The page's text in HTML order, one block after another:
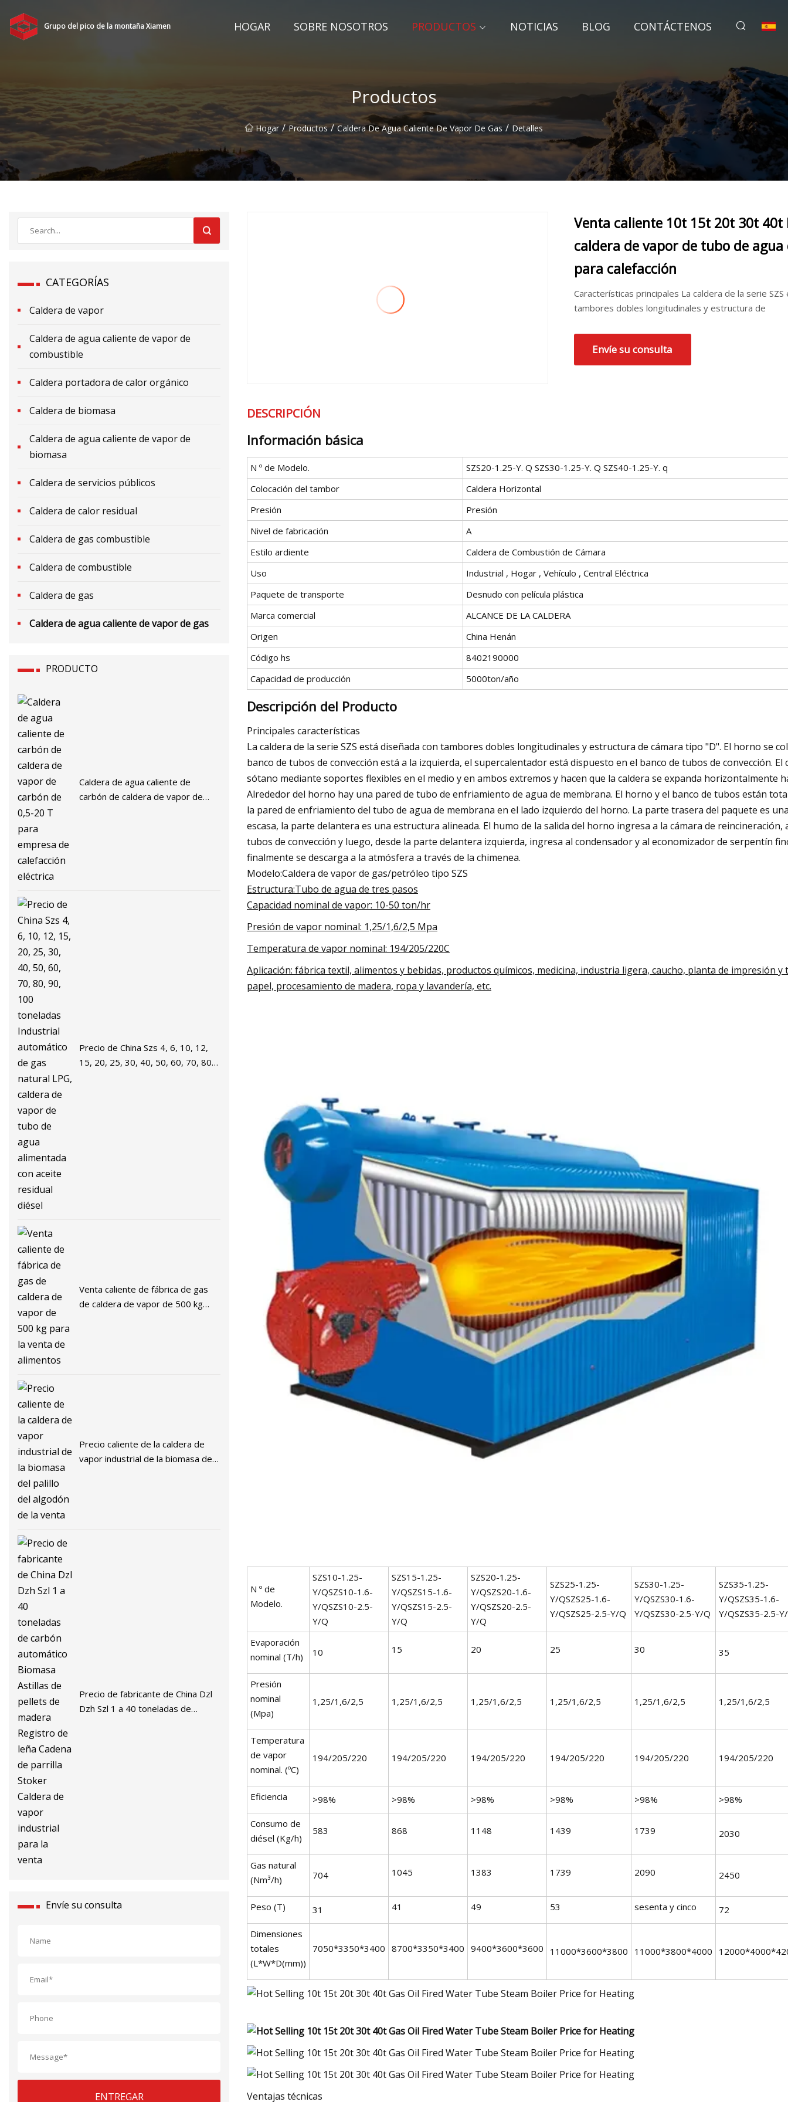
Grupo del pico de la montaña Xiamen HOGAR SOBRE NOSOTROS PRODUCTOS NOTICIAS BLOG CONTÁCTENOS
Productos
Hogar / Productos / Caldera De Agua Caliente De Vapor De Gas / Detalles
CATEGORÍAS
Caldera de vapor
Caldera de agua caliente de vapor de
combustible
Caldera portadora de calor orgánico
Caldera de biomasa
Caldera de agua caliente de vapor de
biomasa
Caldera de servicios públicos
Caldera de calor residual
Caldera de gas combustible
Caldera de combustible
Caldera de gas
Caldera de agua caliente de vapor de gas
PRODUCTO
Caldera de agua caliente de
carbón de caldera de vapor de
Precio de China Szs 4, 6, 10, 12,
15, 20, 25, 30, 40, 50, 60, 70, 80,
Venta caliente de fábrica de gas
de caldera de vapor de 500 kg
Precio caliente de la caldera de
vapor industrial de la biomasa del
Precio de fabricante de China Dzl
Dzh Szl 1 a 40 toneladas de
Envíe su consulta
ENTREGAR
Venta caliente 10t 15t 20t 30t 40t
caldera de vapor de tubo de agua
para calefacción
Características principales La caldera de la serie
tambores dobles longitudinales y estructura de
Envíe su consulta
DESCRIPCIÓN
Información básica
N º de Modelo.
SZS20-1.25-Y. Q SZS30-1.25-Y. Q SZS40-1.25-Y. q
Colocación del tambor
Caldera Horizontal
Presión
Presión
Nivel de fabricación
A
Estilo ardiente
Caldera de Combustión de Cámara
Uso
Industrial , Hogar , Vehículo , Central Eléctrica
Paquete de transporte
Desnudo con película plástica
Marca comercial
ALCANCE DE LA CALDERA
Origen
China Henán
Código hs
8402190000
Capacidad de producción
5000ton/año
Descripción del Producto
Principales características
La caldera de la serie SZS está diseñada con tambores dobles longitudinales y estructura de cámara tipo "D". El horno se
banco de tubos de convección está a la izquierda, el supercalentador está dispuesto en el banco de tubos de convección. El
sótano mediante soportes flexibles en el medio y en ambos extremos y hacen que la caldera se expanda horizontalmente
Alrededor del horno hay una pared de tubo de enfriamiento de agua de membrana. El horno y el banco de tubos están
la pared de enfriamiento del tubo de agua de membrana en el lado izquierdo del horno. La parte trasera del paquete es
escasa, la parte delantera es una estructura alineada. El humo de la salida del horno ingresa a la cámara de reincineración,
tubos de convección y luego, desde la parte delantera izquierda, ingresa al condensador y al economizador de serpentín
finalmente se descarga a la atmósfera a través de la chimenea.
Modelo:Caldera de vapor de gas/petróleo tipo SZS
Estructura:Tubo de agua de tres pasos
Capacidad nominal de vapor: 10-50 ton/hr
Presión de vapor nominal: 1,25/1,6/2,5 Mpa
Temperatura de vapor nominal: 194/205/220C
Aplicación: fábrica textil, alimentos y bebidas, productos químicos, medicina, industria ligera, caucho, planta de impresión y
papel, procesamiento de madera, ropa y lavandería, etc.
N º de
Modelo.
SZS10-1.25-
Y/QSZS10-1.6-
Y/QSZS10-2.5-
Y/Q
SZS15-1.25-
Y/QSZS15-1.6-
Y/QSZS15-2.5-
Y/Q
SZS20-1.25-
Y/QSZS20-1.6-
Y/QSZS20-2.5-
Y/Q
SZS25-1.25-
Y/QSZS25-1.6-
Y/QSZS25-2.5-Y/Q
SZS30-1.25-
Y/QSZS30-1.6-
Y/QSZS30-2.5-Y/Q
SZS35-1.25-
Y/QSZS35-1.6-
Y/QSZS35-2.5-
Evaporación
nominal (T/h)
10 15 20 25 30 35
Presión
nominal
(Mpa)
1,25/1,6/2,5 1,25/1,6/2,5 1,25/1,6/2,5 1,25/1,6/2,5 1,25/1,6/2,5 1,25/1,6/2,5
Temperatura
de vapor
nominal. (ºC)
194/205/220 194/205/220 194/205/220 194/205/220 194/205/220 194/205/220
Eficiencia >98% >98% >98% >98% >98% >98%
Consumo de
diésel (Kg/h)
583 868 1148 1439 1739 2030
Gas natural
(Nm³/h)
704 1045 1383 1739 2090 2450
Peso (T) 31 41 49 53 sesenta y cinco 72
Dimensiones
totales
(L*W*D(mm))
7050*3350*3400 8700*3350*3400 9400*3600*3600 11000*3600*3800 11000*3800*4000
Ventajas técnicas